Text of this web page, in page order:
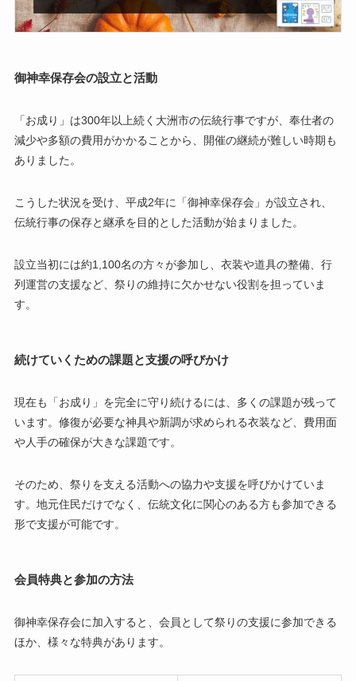
御神幸保存会の設立と活動
「お成り」は300年以上続く大洲市の伝統行事ですが、奉仕者の
減少や多額の費用がかかることから、開催の継続が難しい時期も
ありました。
こうした状況を受け、平成2年に「御神幸保存会」が設立され、
伝統行事の保存と継承を目的とした活動が始まりました。
設立当初には約1,100名の方々が参加し、衣装や道具の整備、行
列運営の支援など、祭りの維持に欠かせない役割を担っていま
す。
続けていくための課題と支援の呼びかけ
現在も「お成り」を完全に守り続けるには、多くの課題が残って
います。修復が必要な神具や新調が求められる衣装など、費用面
や人手の確保が大きな課題です。
そのため、祭りを支える活動への協力や支援を呼びかけていま
す。地元住民だけでなく、伝統文化に関心のある方も参加できる
形で支援が可能です。
会員特典と参加の方法
御神幸保存会に加入すると、会員として祭りの支援に参加できる
ほか、様々な特典があります。